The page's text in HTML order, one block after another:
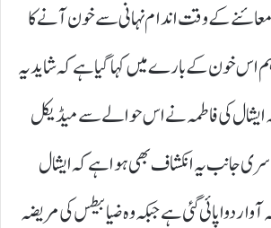
کے وقت اندام نہانی سے خون آنے کا
اس خون کے بارے میں کہا گیا ہے کہ شاید یہ
کی فاطمہ نے اس حوالے سے میڈیکل
جانب یہ انکشاف بھی ہوا ہے کہ ایشال
دوا پائی گئی ہے جبکہ وہ ضیابیطس کی مریضہ